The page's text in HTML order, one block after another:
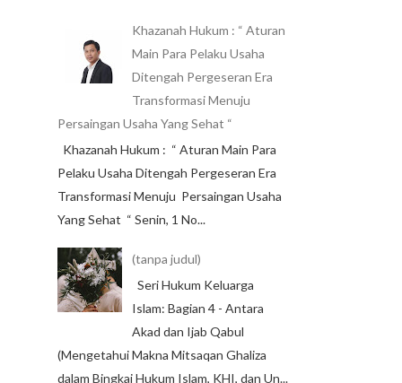
Khazanah Hukum : “ Aturan
Main Para Pelaku Usaha
Ditengah Pergeseran Era
Transformasi Menuju
Persaingan Usaha Yang Sehat “
Khazanah Hukum : “ Aturan Main Para
Pelaku Usaha Ditengah Pergeseran Era
Transformasi Menuju Persaingan Usaha
Yang Sehat “ Senin, 1 No...
(tanpa judul)
Seri Hukum Keluarga
Islam: Bagian 4 - Antara
Akad dan Ijab Qabul
(Mengetahui Makna Mitsaqan Ghaliza
dalam Bingkai Hukum Islam, KHI, dan Un...